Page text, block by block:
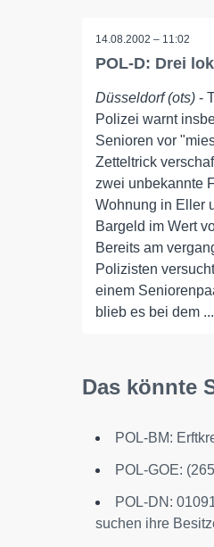
14.08.2002 – 11:02
POL-D: Drei
Düsseldorf (ots) -
Polizei warnt
Senioren vor
Zetteltrick
zwei unbekannte
Wohnung in Eller
Bargeld im Wert
Bereits am
Polizisten
einem
blieb es bei dem ...
Das könnte
POL-BM:
POL-GOE:
POL-DN:
suchen ihre